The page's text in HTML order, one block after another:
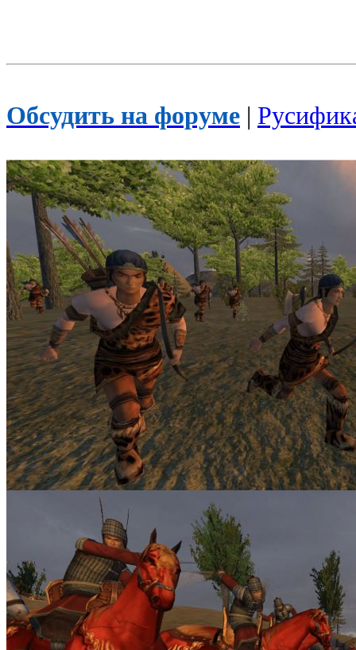
Обсудить на форуме |